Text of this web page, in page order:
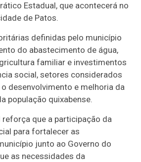
Estadual, que acontecerá no
de Patos.
definidas pelo município
do abastecimento de água,
familiar e investimentos
social, setores considerados
desenvolvimento e melhoria da
população quixabense.
que a participação da
para fortalecer as
junto ao Governo do
as necessidades da